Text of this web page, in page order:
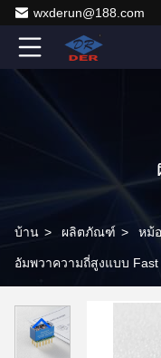
wxderun@188.com
บ้าน > ผลิตภัณฑ์ > หม้
อัมพวาความถี่สูงแบบ Fast